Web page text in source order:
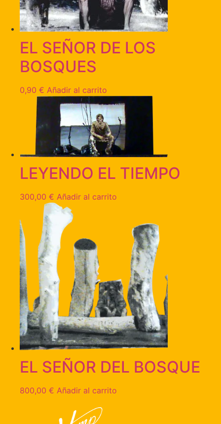
EL SEÑOR DE LOS
BOSQUES
0,90 € Añadir al carrito
LEYENDO EL TIEMPO
300,00 € Añadir al carrito
EL SEÑOR DEL BOSQUE
800,00 € Añadir al carrito